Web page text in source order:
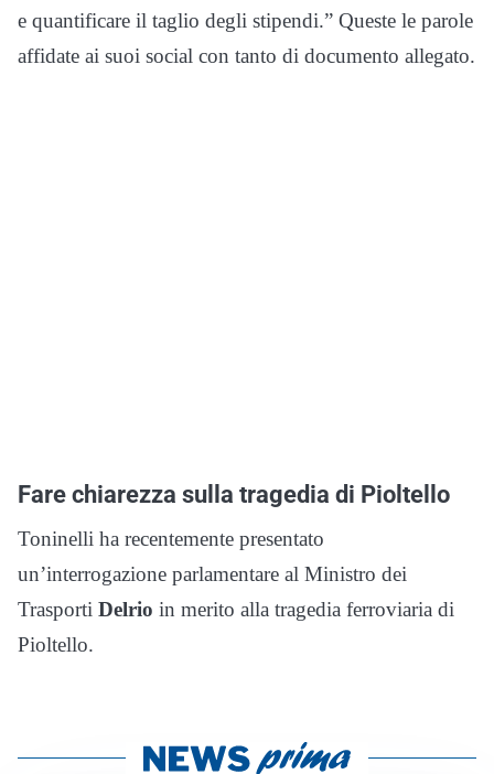
e quantificare il taglio degli stipendi.” Queste le parole
affidate ai suoi social con tanto di documento allegato.
Fare chiarezza sulla tragedia di Pioltello
Toninelli ha recentemente presentato
un’interrogazione parlamentare al Ministro dei
Trasporti Delrio in merito alla tragedia ferroviaria di
Pioltello.